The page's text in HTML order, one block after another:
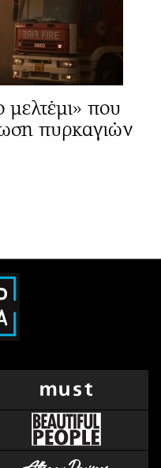
μελτέμι» που
πυρκαγιών